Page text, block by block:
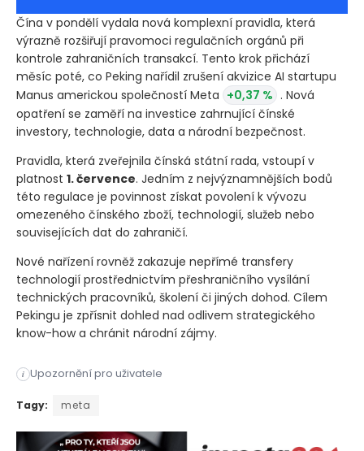
Čína v pondělí vydala nová komplexní pravidla, která
výrazně rozšiřují pravomoci regulačních orgánů při
kontrole zahraničních transakcí. Tento krok přichází
měsíc poté, co Peking nařídil zrušení akvizice AI startupu
Manus americkou společností Meta +0,37 % . Nová
opatření se zaměří na investice zahrnující čínské
investory, technologie, data a národní bezpečnost.
Pravidla, která zveřejnila čínská státní rada, vstoupí v
platnost 1. července. Jedním z nejvýznamnějších bodů
této regulace je povinnost získat povolení k vývozu
omezeného čínského zboží, technologií, služeb nebo
souvisejících dat do zahraničí.
Nové nařízení rovněž zakazuje nepřímé transfery
technologií prostřednictvím přeshraničního vysílání
technických pracovníků, školení či jiných dohod. Cílem
Pekingu je zpřísnit dohled nad odlivem strategického
know-how a chránit národní zájmy.
i Upozornění pro uživatele
Čína v pondělí vydala nová komplexní pravidla, která
Tagy: meta